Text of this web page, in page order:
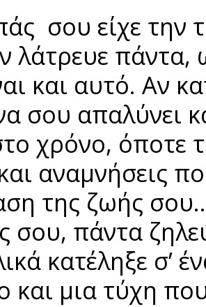
σου είχε την
λάτρευε
και αυτό. Αν
σου απαλύνει
χρόνο, όποτε
και αναμνήσεις
της ζωής
σου, πάντα
κατέληξε σ’
και μια τύχη